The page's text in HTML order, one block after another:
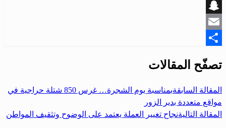
Viber
Snapchat
Email
تصفّح المقالات
المقالة السابقة
بمناسبة يوم الشجرة… غرس 850 شتلة حراجية في
مواقع متعددة بدير الزور
المقالة التاليةنجاح تغيير العملة يعتمد على الوضوح وتثقيف المواطن